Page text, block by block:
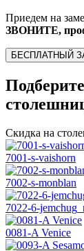
Приедем на
ЗВОНИТЕ,
БЕСПЛАТНЫЙ
Скидка на
7001-s-vaishorn
7002-s-monblan
7022-6-
0081-A Venice